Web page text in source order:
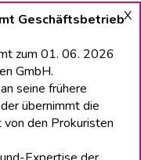
X
Geschäftsbetrieb
zum 01. 06. 2026
GmbH.
seine frühere
übernimmt die
den Prokuristen